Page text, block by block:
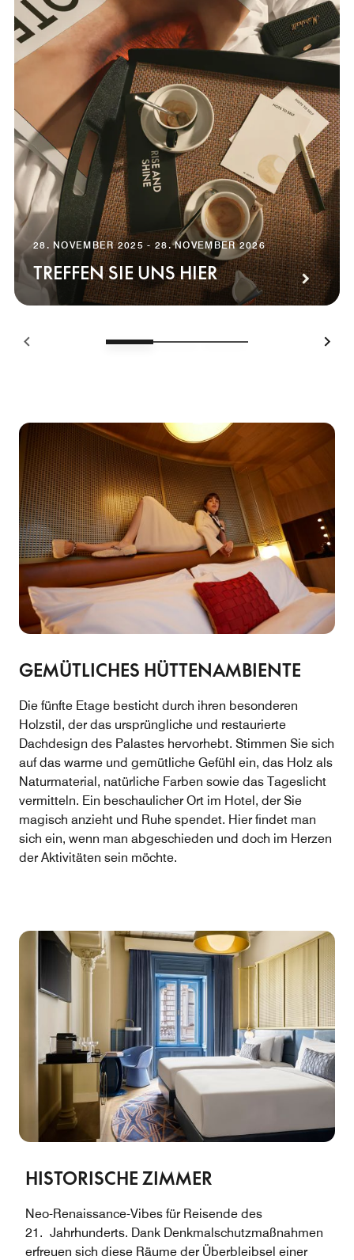
28. NOVEMBER 2025 - 28. NOVEMBER 2026
TREFFEN SIE UNS HIER
GEMÜTLICHES HÜTTENAMBIENTE
Die fünfte Etage besticht durch ihren besonderen
Holzstil, der das ursprüngliche und restaurierte
Dachdesign des Palastes hervorhebt. Stimmen Sie sich
auf das warme und gemütliche Gefühl ein, das Holz als
Naturmaterial, natürliche Farben sowie das Tageslicht
vermitteln. Ein beschaulicher Ort im Hotel, der Sie
magisch anzieht und Ruhe spendet. Hier findet man
sich ein, wenn man abgeschieden und doch im Herzen
der Aktivitäten sein möchte.
HISTORISCHE ZIMMER
Neo-Renaissance-Vibes für Reisende des
21. Jahrhunderts. Dank Denkmalschutzmaßnahmen
erfreuen sich diese Räume der Überbleibsel einer